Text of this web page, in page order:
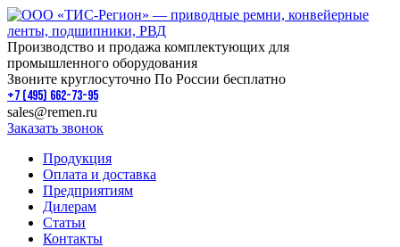
Производство и продажа комплектующих для
промышленного оборудования
Звоните круглосуточно По России бесплатно
+7 (495) 662-73-95
sales@remen.ru
Заказать звонок
Продукция
Оплата и доставка
Предприятиям
Дилерам
Статьи
Контакты